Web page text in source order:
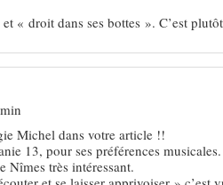
« droit dans ses bottes ». C’est
Michel dans votre article !!
13, pour ses préférences musicales.
Nîmes très intéressant.